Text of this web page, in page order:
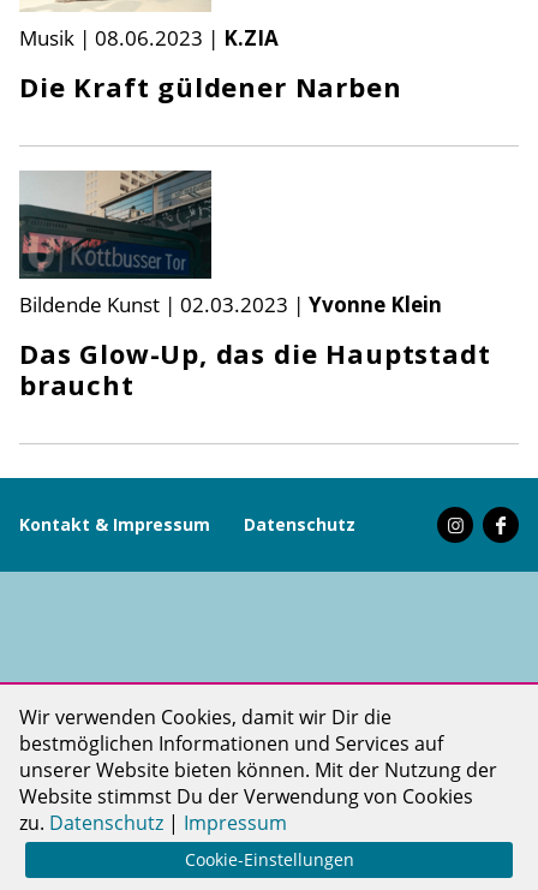
Musik | 08.06.2023 | K.ZIA
Die Kraft güldener Narben
Bildende Kunst | 02.03.2023 | Yvonne Klein
Das Glow-Up, das die Hauptstadt
braucht
Kontakt & Impressum Datenschutz
Wir verwenden Cookies, damit wir Dir die
bestmöglichen Informationen und Services auf
unserer Website bieten können. Mit der Nutzung der
Website stimmst Du der Verwendung von Cookies
zu. Datenschutz | Impressum
Cookie-Einstellungen